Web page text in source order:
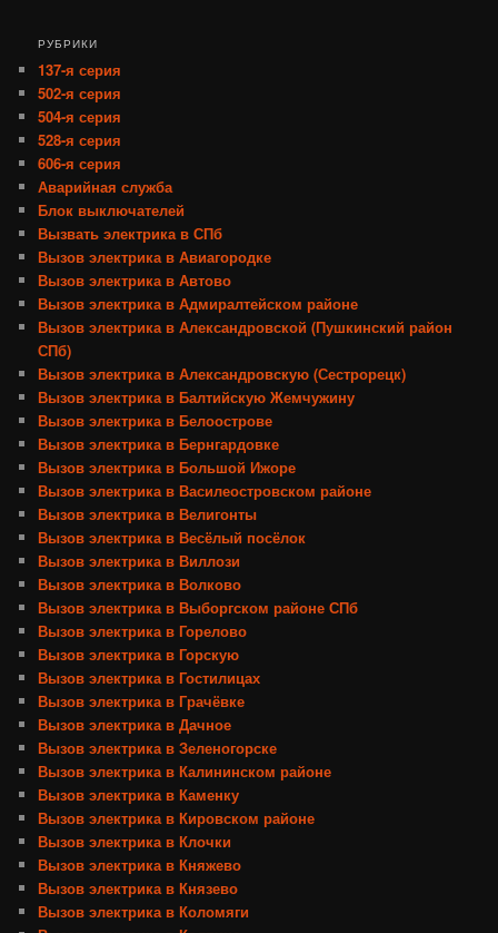
РУБРИКИ
137-я серия
502-я серия
504-я серия
528-я серия
606-я серия
Аварийная служба
Блок выключателей
Вызвать электрика в СПб
Вызов электрика в Авиагородке
Вызов электрика в Автово
Вызов электрика в Адмиралтейском районе
Вызов электрика в Александровской (Пушкинский район
СПб)
Вызов электрика в Александровскую (Сестрорецк)
Вызов электрика в Балтийскую Жемчужину
Вызов электрика в Белоострове
Вызов электрика в Бернгардовке
Вызов электрика в Большой Ижоре
Вызов электрика в Василеостровском районе
Вызов электрика в Велигонты
Вызов электрика в Весёлый посёлок
Вызов электрика в Виллози
Вызов электрика в Волково
Вызов электрика в Выборгском районе СПб
Вызов электрика в Горелово
Вызов электрика в Горскую
Вызов электрика в Гостилицах
Вызов электрика в Грачёвке
Вызов электрика в Дачное
Вызов электрика в Зеленогорске
Вызов электрика в Калининском районе
Вызов электрика в Каменку
Вызов электрика в Кировском районе
Вызов электрика в Клочки
Вызов электрика в Княжево
Вызов электрика в Князево
Вызов электрика в Коломяги